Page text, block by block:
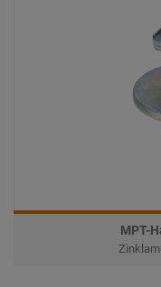
MPT-